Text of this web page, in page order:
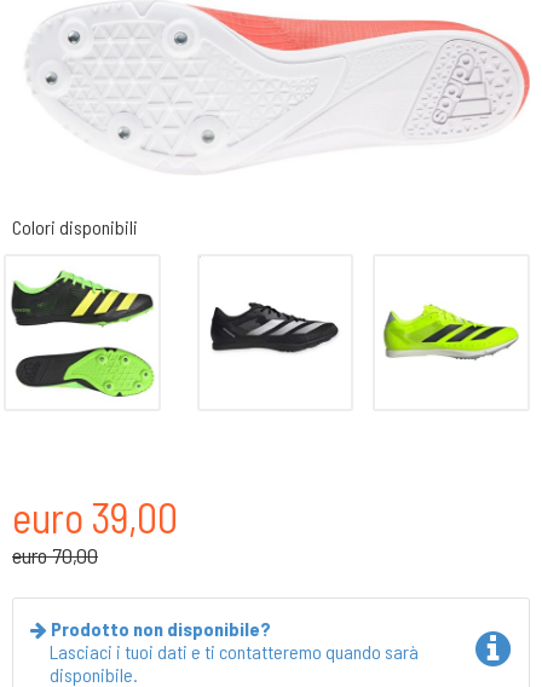
Colori disponibili
euro 39,00
euro 70,00
Prodotto non disponibile?
Lasciaci i tuoi dati e ti contatteremo quando sarà
disponibile.